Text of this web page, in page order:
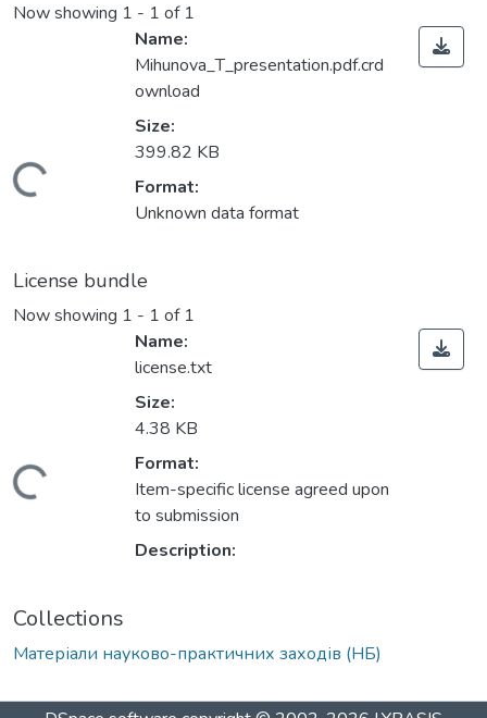
Now showing 1 - 1 of 1
Loading...
Name:
Mihunova_Т_presentation.pdf.crd
ownload
Size:
399.82 KB
Format:
Unknown data format
License bundle
Now showing 1 - 1 of 1
Loading...
Name:
license.txt
Size:
4.38 KB
Format:
Item-specific license agreed upon
to submission
Description:
Collections
Матеріали науково-практичних заходів (НБ)